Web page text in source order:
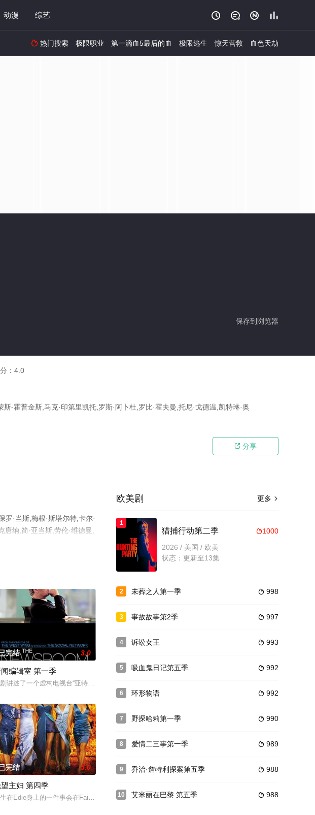
动漫 综艺    
 热门搜索 极限职业 第一滴血5最后的血 极限逃生 惊天营救 血色天劫
保存到浏览器
： 4.0
-霍普金斯,马克·印第里凯托,罗斯·阿卜杜,罗比·霍夫曼,托尼·戈德温,凯特琳·奥
 分享
·当斯,梅根·斯塔尔特,卡尔·
纳,简·亚当斯,劳伦·维德曼,
结），手机免费观看高清无
巴尼（尼尔·帕特里克·哈里斯 Neil
布推特，透露该季第三季已经确认。虽然目前 HBO 还没有官方发布这则消息，但对于很多剧迷
完结 3.0
闻编辑室 第一季
讲述了一个虚构电视台“亚特兰蒂斯有线新闻台”（简称：ACN）台前幕后的故事。Will McAvoy（杰夫·丹
惶惶不可终日；Bree要
观众的视野，而在第五季结尾留下的悬念——披婚纱与迈克步入婚姻殿堂的女
。五年后的紫藤街将又是一番如何景象？Katherine终于正式成为第六位主妇。Bree成了家政女王，她与
完结 5.0
主妇 第四季
在Edie身上的一件事会在Fairview的左邻右舍中引起怎样的反应？Lynette的癌症病情进展如何？小区里又
更多 
欧美剧
1
1000
猎捕行动第二季
2026 / 美国 / 欧美
状态：更新至13集
2  998
未葬之人第一季
3  997
事故故事第2季
4  993
诉讼女王
5  992
吸血鬼日记第五季
6  992
环形物语
7  990
野探哈莉第一季
8  989
爱情二三事第一季
9  988
乔治·詹特利探案第五季
10  988
艾米丽在巴黎 第五季